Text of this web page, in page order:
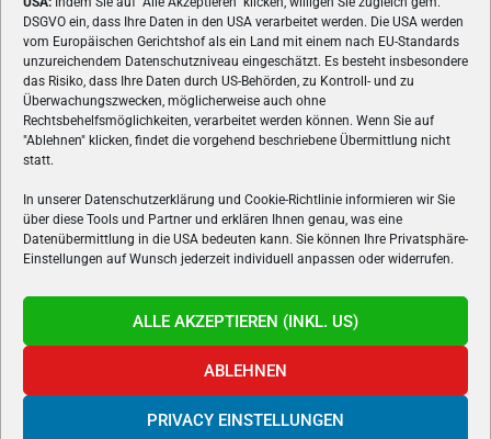
DSGVO ein, dass Ihre Daten in den USA verarbeitet werden. Die USA werden
vom Europäischen Gerichtshof als ein Land mit einem nach EU-Standards
unzureichendem Datenschutzniveau eingeschätzt. Es besteht insbesondere
das Risiko, dass Ihre Daten durch US-Behörden, zu Kontroll- und zu
Überwachungszwecken, möglicherweise auch ohne
Rechtsbehelfsmöglichkeiten, verarbeitet werden können. Wenn Sie auf
"Ablehnen" klicken, findet die vorgehend beschriebene Übermittlung nicht
statt.
In unserer Datenschutzerklärung und Cookie-Richtlinie informieren wir Sie
über diese Tools und Partner und erklären Ihnen genau, was eine
Datenübermittlung in die USA bedeuten kann. Sie können Ihre Privatsphäre-
Einstellungen auf Wunsch jederzeit individuell anpassen oder widerrufen.
ALLE AKZEPTIEREN (INKL. US)
ABLEHNEN
PRIVACY EINSTELLUNGEN
ÜBER UNS
VON GAMERN, FÜR GAMER! Gamers.at ist das älteste Online-
Spielemagazin Österreichs und bringt täglich aktuelle News,
Reviews und Videos zu PC- und Konsolenspielen, Gaming-
Hardware und aus der Welt des e-Sport's.
FOLGE UNS